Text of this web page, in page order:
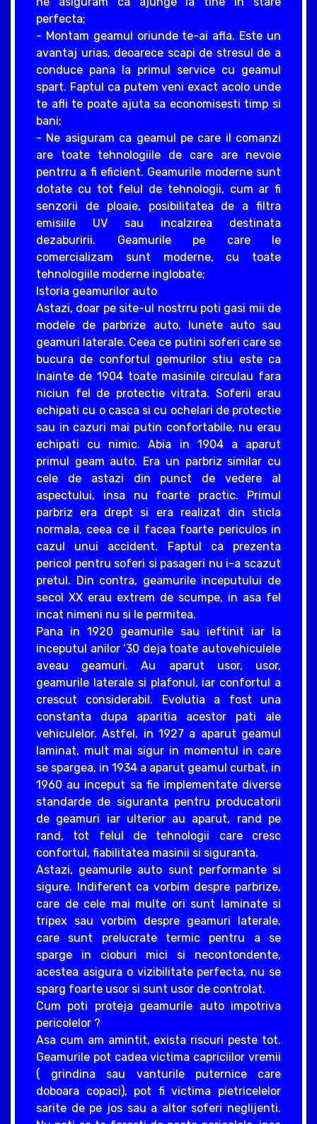
perfecta;
- Montam geamul oriunde te-ai afla. Este un
avantaj urias, deoarece scapi de stresul de a
conduce pana la primul service cu geamul
spart. Faptul ca putem veni exact acolo unde
te afli te poate ajuta sa economisesti timp si
bani;
- Ne asiguram ca geamul pe care il comanzi
are toate tehnologiile de care are nevoie
pentrru a fi eficient. Geamurile moderne sunt
dotate cu tot felul de tehnologii, cum ar fi
senzorii de ploaie, posibilitatea de a filtra
emisiile UV sau incalzirea destinata
dezaburirii. Geamurile pe care le
comercializam sunt moderne, cu toate
tehnologiile moderne inglobate;
Istoria geamurilor auto
Astazi, doar pe site-ul nostrru poti gasi mii de
modele de parbrize auto, lunete auto sau
geamuri laterale. Ceea ce putini soferi care se
bucura de confortul gemurilor stiu este ca
inainte de 1904 toate masinile circulau fara
niciun fel de protectie vitrata. Soferii erau
echipati cu o casca si cu ochelari de protectie
sau in cazuri mai putin confortabile, nu erau
echipati cu nimic. Abia in 1904 a aparut
primul geam auto. Era un parbriz similar cu
cele de astazi din punct de vedere al
aspectului, insa nu foarte practic. Primul
parbriz era drept si era realizat din sticla
normala, ceea ce il facea foarte periculos in
cazul unui accident. Faptul ca prezenta
pericol pentru soferi si pasageri nu i-a scazut
pretul. Din contra, geamurile inceputului de
secol XX erau extrem de scumpe, in asa fel
incat nimeni nu si le permitea.
Pana in 1920 geamurile sau ieftinit iar la
inceputul anilor ‘30 deja toate autovehiculele
aveau geamuri. Au aparut usor, usor,
geamurile laterale si plafonul, iar confortul a
crescut considerabil. Evolutia a fost una
constanta dupa aparitia acestor pati ale
vehiculelor. Astfel, in 1927 a aparut geamul
laminat, mult mai sigur in momentul in care
se spargea, in 1934 a aparut geamul curbat, in
1960 au inceput sa fie implementate diverse
standarde de siguranta pentru producatorii
de geamuri iar ulterior au aparut, rand pe
rand, tot felul de tehnologii care cresc
confortul, fiabilitatea masinii si siguranta.
Astazi, geamurile auto sunt performante si
sigure. Indiferent ca vorbim despre parbrize,
care de cele mai multe ori sunt laminate si
tripex sau vorbim despre geamuri laterale,
care sunt prelucrate termic pentru a se
sparge in cioburi mici si necontondente,
acestea asigura o vizibilitate perfecta, nu se
sparg foarte usor si sunt usor de controlat.
Cum poti proteja geamurile auto impotriva
pericolelor ?
Asa cum am amintit, exista riscuri peste tot.
Geamurile pot cadea victima capriciilor vremii
( grindina sau vanturile puternice care
doboara copaci), pot fi victima pietricelelor
sarite de pe jos sau a altor soferi neglijenti.